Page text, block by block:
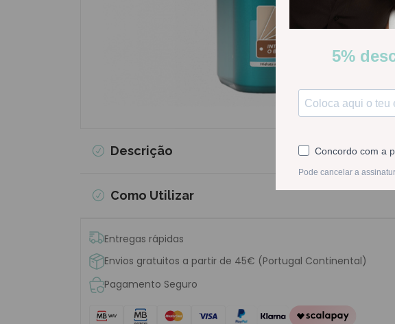
Descrição
Como Utilizar
Entregas rápidas
Envios gratuitos a partir de 45€ (Portugal Continental)
Pagamento Seguro